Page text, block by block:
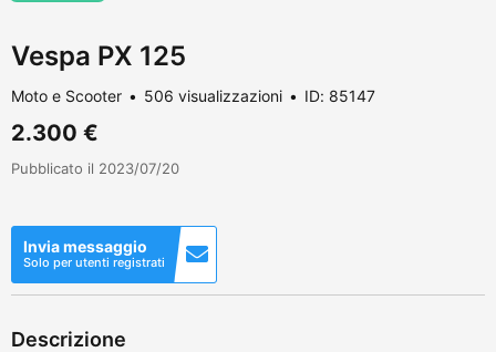
Vespa PX 125
Moto e Scooter 506 visualizzazioni ID: 85147
2.300 €
Pubblicato il 2023/07/20
Invia messaggio
Solo per utenti registrati
Descrizione